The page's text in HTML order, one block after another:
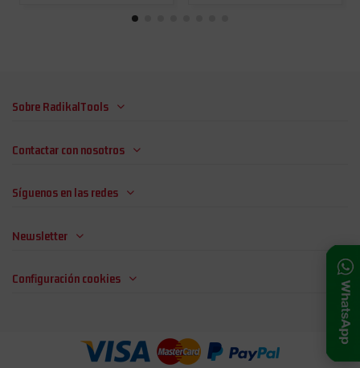
Sobre RadikalTools
Contactar con nosotros
Síguenos en las redes
Newsletter
Configuración cookies